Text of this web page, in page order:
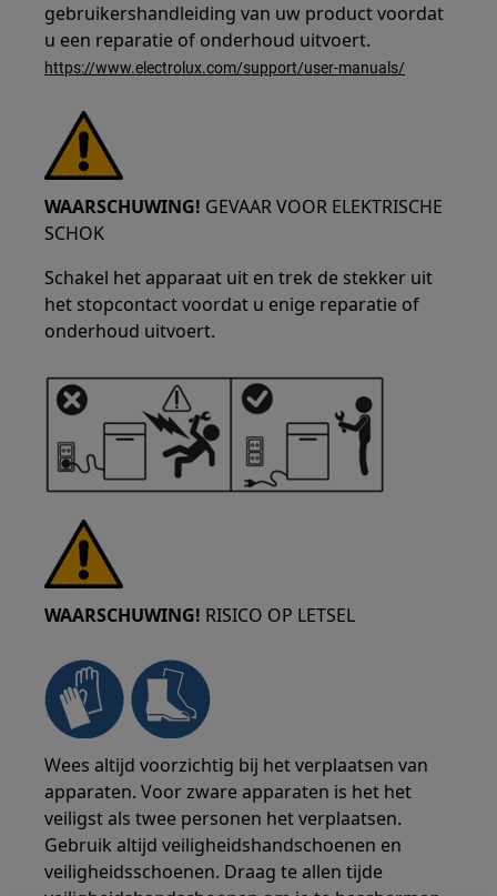
gebruikershandleiding van uw product voordat
u een reparatie of onderhoud uitvoert.
https://www.electrolux.com/support/user-manuals/
WAARSCHUWING! GEVAAR VOOR ELEKTRISCHE
SCHOK
Schakel het apparaat uit en trek de stekker uit
het stopcontact voordat u enige reparatie of
onderhoud uitvoert.
WAARSCHUWING! RISICO OP LETSEL
Wees altijd voorzichtig bij het verplaatsen van
apparaten. Voor zware apparaten is het het
veiligst als twee personen het verplaatsen.
Gebruik altijd veiligheidshandschoenen en
veiligheidsschoenen. Draag te allen tijde